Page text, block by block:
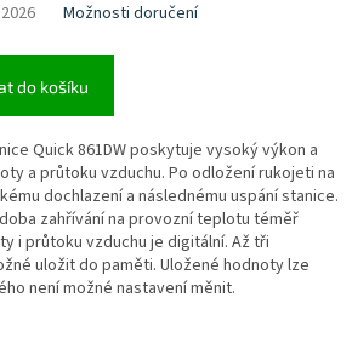
Možnosti doručení
do košíku
Quick 861DW poskytuje vysoký výkon a
a průtoku vzduchu. Po odložení rukojeti na
dochlazení a následnému uspání stanice.
zahřívání na provozní teplotu téměř
i průtoku vzduchu je digitální. Až tři
uložit do paměti. Uložené hodnoty lze
není možné nastavení měnit.